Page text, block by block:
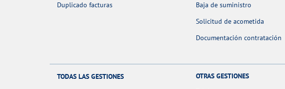
Duplicado facturas
Baja de suministro
Solicitud de acometida
Documentación contratación
TODAS LAS GESTIONES
OTRAS GESTIONES